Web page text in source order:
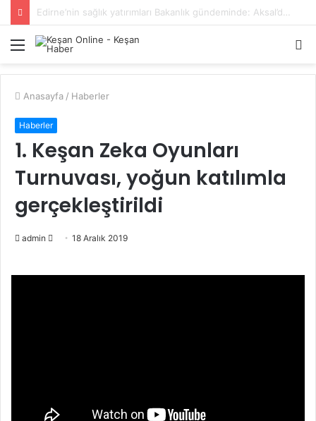
Anıl Çakır, YENİ Parti’nin Keşan’daki Kurucu İlçe Başkanı oldu
Menü
Anasayfa / Haberler
Haberler
1. Keşan Zeka Oyunları
Turnuvası, yoğun katılımla
gerçekleştirildi
admin 18 Aralık 2019